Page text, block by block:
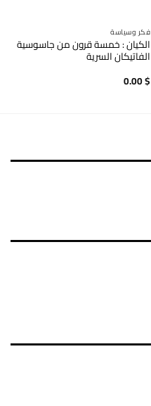
فكر وسياسة
الكيان : خمسة قرون من جاسوسية
الفاتيكان السرية
0.00$